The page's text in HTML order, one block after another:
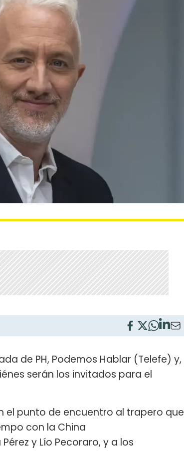
de PH, Podemos Hablar (Telefe) y,
serán los invitados para el
el punto de encuentro al trapero que
con la China
y Lío Pecoraro, y a los